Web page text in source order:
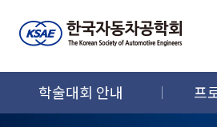
학술대회 안내 프